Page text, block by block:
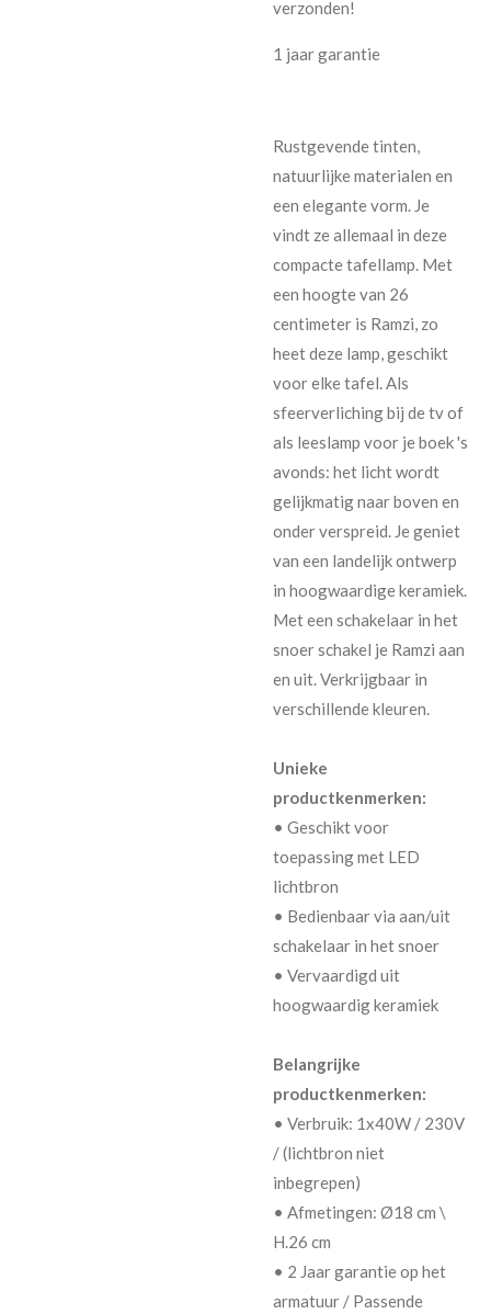
verzonden!
1 jaar garantie
Rustgevende tinten,
natuurlijke materialen en
een elegante vorm. Je
vindt ze allemaal in deze
compacte tafellamp. Met
een hoogte van 26
centimeter is Ramzi, zo
heet deze lamp, geschikt
voor elke tafel. Als
sfeerverliching bij de tv of
als leeslamp voor je boek 's
avonds: het licht wordt
gelijkmatig naar boven en
onder verspreid. Je geniet
van een landelijk ontwerp
in hoogwaardige keramiek.
Met een schakelaar in het
snoer schakel je Ramzi aan
en uit. Verkrijgbaar in
verschillende kleuren.
Unieke
productkenmerken:
• Geschikt voor
toepassing met LED
lichtbron
• Bedienbaar via aan/uit
schakelaar in het snoer
• Vervaardigd uit
hoogwaardig keramiek
Belangrijke
productkenmerken:
• Verbruik: 1x40W / 230V
/ (lichtbron niet
inbegrepen)
• Afmetingen: Ø18 cm \
H.26 cm
• 2 Jaar garantie op het
armatuur / Passende